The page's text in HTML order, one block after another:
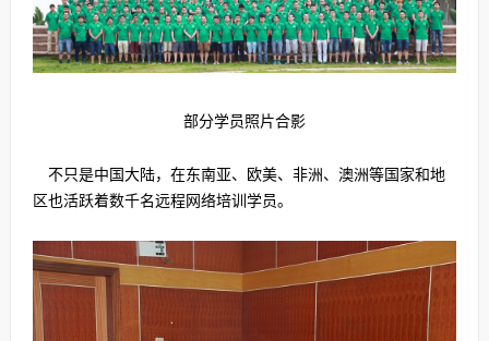
部分学员照片合影
不只是中国大陆，在东南亚、欧美、非洲、澳洲等国家和地
区也活跃着数千名远程网络培训学员。